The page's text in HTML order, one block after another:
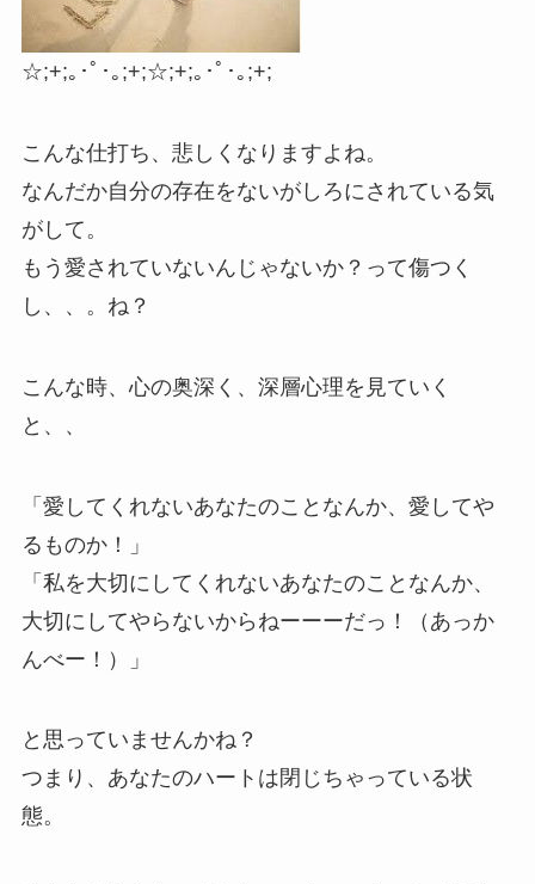
☆;+;｡･ﾟ･｡;+;☆;+;｡･ﾟ･｡;+;
こんな仕打ち、悲しくなりますよね。
なんだか自分の存在をないがしろにされている気
がして。
もう愛されていないんじゃないか？って傷つく
し、、。ね？
こんな時、心の奥深く、深層心理を見ていく
と、、
「愛してくれないあなたのことなんか、愛してや
るものか！」
「私を大切にしてくれないあなたのことなんか、
大切にしてやらないからねーーーだっ！（あっか
んべー！）」
と思っていませんかね？
つまり、あなたのハートは閉じちゃっている状
態。